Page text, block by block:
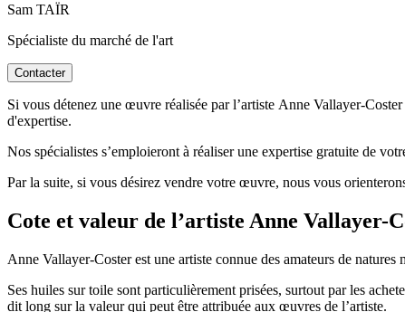
Sam TAÏR
Spécialiste du marché de l'art
Contacter
Si vous détenez une œuvre réalisée par l’artiste Anne Vallayer-
d'expertise.
Nos spécialistes s’emploieront à réaliser une expertise gratuite de
Par la suite, si vous désirez vendre votre œuvre, nous vous
Cote et valeur de l’artiste Anne Vallayer-
Anne Vallayer-Coster est une artiste connue des amateurs de
Ses huiles sur toile sont particulièrement prisées, surtout par les
dit long sur la valeur qui peut être attribuée aux œuvres de l’artiste.